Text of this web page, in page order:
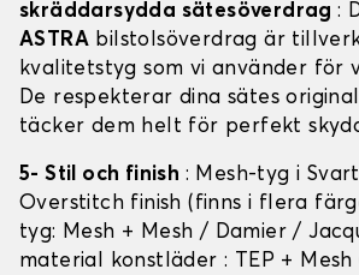
skräddarsydda sätesöverdrag:
ASTRA bilstolsöverdrag är
kvalitetstyg som vi använder för
De respekterar dina sätes
täcker dem helt för perfekt
5- Stil och finish : Mesh-tyg i
Overstitch finish (finns i flera
tyg: Mesh + Mesh / Damier /
material konstläder : TEP +